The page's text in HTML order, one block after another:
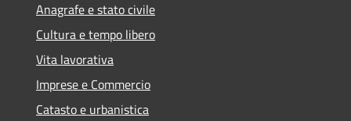
Anagrafe e stato civile
Cultura e tempo libero
Vita lavorativa
Imprese e Commercio
Catasto e urbanistica